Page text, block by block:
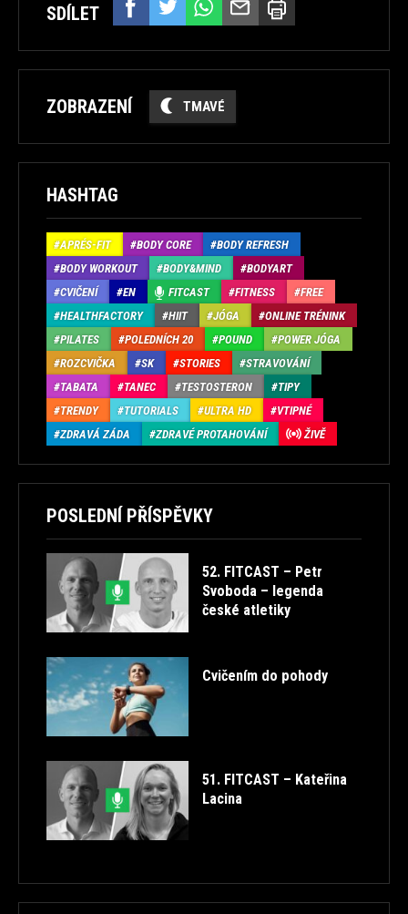
SDÍLET
ZOBRAZENÍ TMAVÉ
HASHTAG
APRÉS-FIT BODY CORE
BODY REFRESH
BODY WORKOUT
BODY&MIND
BODYART
CVIČENÍ
EN FITCAST FITNESS
FREE
HEALTHFACTORY
HIIT JÓGA
ONLINE TRÉNINK
PILATES
POLEDNÍCH 20 POUND
POWER JÓGA
ROZCVIČKA
SK STORIES
STRAVOVÁNÍ
TABATA
TANEC TESTOSTERON
TIPY
TRENDY
TUTORIALS ULTRA HD
VTIPNÉ
ZDRAVÁ ZÁDA
ZDRAVÉ PROTAHOVÁNÍ ŽIVĚ
POSLEDNÍ PŘÍSPĚVKY
52. FITCAST – Petr
Svoboda – legenda
české atletiky
Cvičením do pohody
51. FITCAST – Kateřina
Lacina